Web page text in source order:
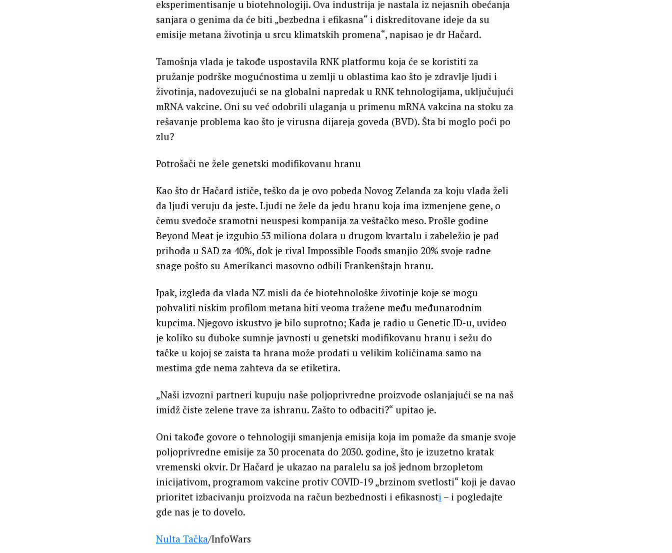
eksperimentisanje u biotehnologiji. Ova industrija je nastala iz nejasnih obećanja
sanjara o genima da će biti „bezbedna i efikasna“ i diskreditovane ideje da su
emisije metana životinja u srcu klimatskih promena“, napisao je dr Hačard.
Tamošnja vlada je takođe uspostavila RNK platformu koja će se koristiti za
pružanje podrške mogućnostima u zemlji u oblastima kao što je zdravlje ljudi i
životinja, nadovezujući se na globalni napredak u RNK tehnologijama, uključujući
mRNA vakcine. Oni su već odobrili ulaganja u primenu mRNA vakcina na stoku za
rešavanje problema kao što je virusna dijareja goveda (BVD). Šta bi moglo poći po
zlu?
Potrošači ne žele genetski modifikovanu hranu
Kao što dr Hačard ističe, teško da je ovo pobeda Novog Zelanda za koju vlada želi
da ljudi veruju da jeste. Ljudi ne žele da jedu hranu koja ima izmenjene gene, o
čemu svedoče sramotni neuspesi kompanija za veštačko meso. Prošle godine
Beyond Meat je izgubio 53 miliona dolara u drugom kvartalu i zabeležio je pad
prihoda u SAD za 40%, dok je rival Impossible Foods smanjio 20% svoje radne
snage pošto su Amerikanci masovno odbili Frankenštajn hranu.
Ipak, izgleda da vlada NZ misli da će biotehnološke životinje koje se mogu
pohvaliti niskim profilom metana biti veoma tražene među međunarodnim
kupcima. Njegovo iskustvo je bilo suprotno; Kada je radio u Genetic ID-u, uvideo
je koliko su duboke sumnje javnosti u genetski modifikovanu hranu i sežu do
tačke u kojoj se zaista ta hrana može prodati u velikim količinama samo na
mestima gde nema zahteva da se etiketira.
„Naši izvozni partneri kupuju naše poljoprivredne proizvode oslanjajući se na naš
imidž čiste zelene trave za ishranu. Zašto to odbaciti?“ upitao je.
Oni takođe govore o tehnologiji smanjenja emisija koja im pomaže da smanje svoje
poljoprivredne emisije za 30 procenata do 2030. godine, što je izuzetno kratak
vremenski okvir. Dr Hačard je ukazao na paralelu sa još jednom brzopletom
inicijativom, programom vakcine protiv COVID-19 „brzinom svetlosti“ koji je davao
prioritet izbacivanju proizvoda na račun bezbednosti i efikasnosti – i pogledajte
gde nas je to dovelo.
Nulta Tačka/InfoWars